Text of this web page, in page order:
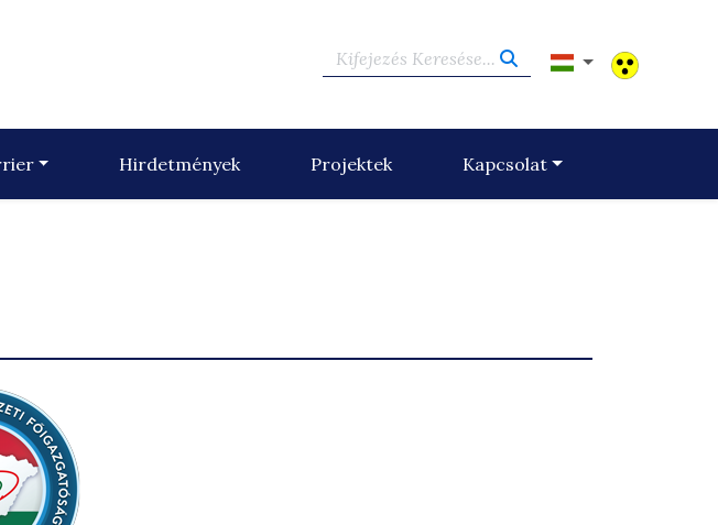
Kifejezés Keresése...
Hirdetmények Projektek Kapcsolat